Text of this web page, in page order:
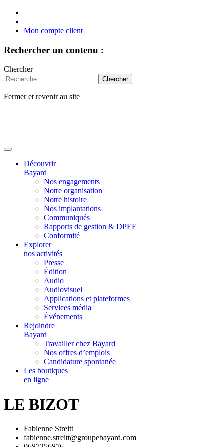
Mon compte client
Rechercher un contenu :
Chercher
Fermer et revenir au site
Découvrir
Bayard
Nos engagements
Notre organisation
Notre histoire
Nos implantations
Communiqués
Rapports de gestion & DPEF
Conformité
Explorer
nos activités
Presse
Édition
Audio
Audiovisuel
Applications et plateformes
Services média
Événements
Rejoindre
Bayard
Travailler chez Bayard
Nos offres d’emplois
Candidature spontanée
Les boutiques
en ligne
LE BIZOT
Fabienne Streitt
fabienne.streitt@groupebayard.com